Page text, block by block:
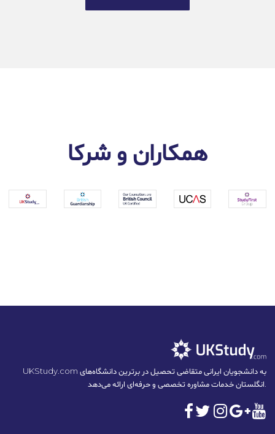
همکاران و شرکا
UKStudy.com به دانشجویان ایرانی متقاضی تحصیل در برترین دانشگاه‌های
انگلستان خدمات مشاوره تخصصی و حرفه‌ای ارائه می‌دهد.